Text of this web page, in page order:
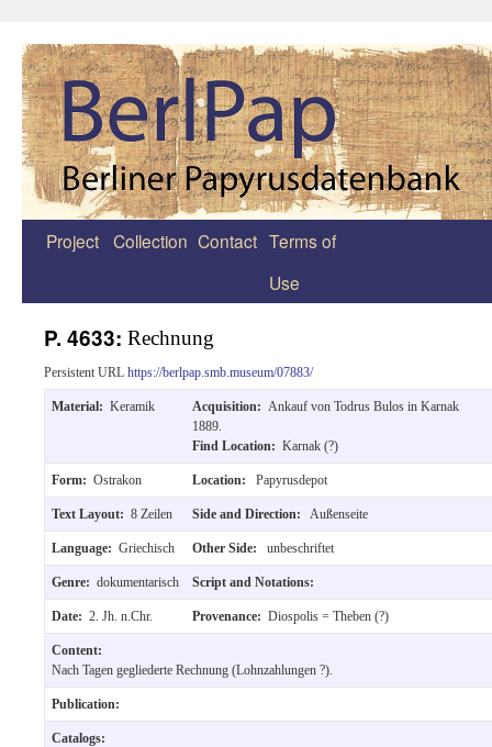
Zum
Project Collection Contact Terms of
Use
P. 4633: Rechnung
Persistent URL https://berlpap.smb.museum/07883/
Material: Keramik Acquisition: Ankauf von Todrus Bulos in Karnak
1889.
Find Location: Karnak (?)
Form: Ostrakon Location: Papyrusdepot
Text Layout: 8 Zeilen Side and Direction: Außenseite
Language: Griechisch Other Side: unbeschriftet
Genre: dokumentarisch Script and Notations:
Date: 2. Jh. n.Chr. Provenance: Diospolis = Theben (?)
Content:
Nach Tagen gegliederte Rechnung (Lohnzahlungen ?).
Publication:
Catalogs: